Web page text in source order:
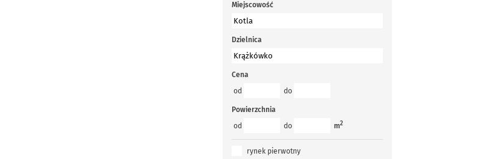
Miejscowość
Dzielnica
Cena
od
do
Powierzchnia
od
do m2
rynek pierwotny